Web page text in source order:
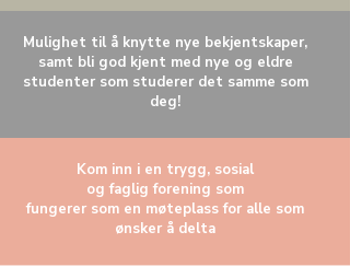
Mulighet til å knytte nye bekjentskaper,
samt bli god kjent med nye og eldre
studenter som studerer det samme som
deg!
Kom inn i en trygg, sosial
og faglig forening som
fungerer som en møteplass for alle som
ønsker å delta